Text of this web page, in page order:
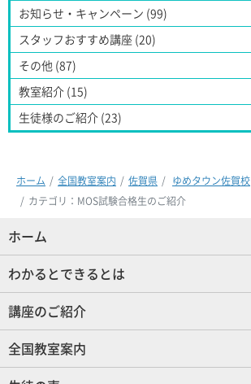
お知らせ・キャンペーン (99)
スタッフおすすめ講座 (20)
その他 (87)
教室紹介 (15)
生徒様のご紹介 (23)
ホーム 全国教室案内 佐賀県
ゆめタウン佐賀校
カテゴリ：MOS試験合格生のご紹介
ホーム
わかるとできるとは
講座のご紹介
全国教室案内